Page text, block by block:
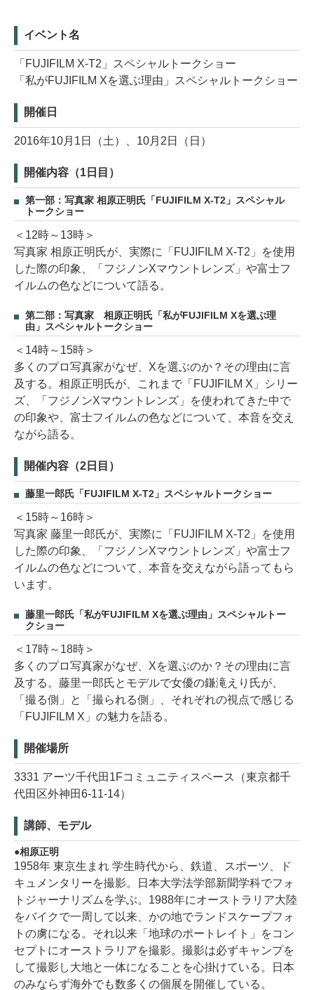
イベント名
「FUJIFILM X-T2」スペシャルトークショー
「私がFUJIFILM Xを選ぶ理由」スペシャルトークショー
開催日
2016年10月1日（土）、10月2日（日）
開催内容（1日目）
第一部：写真家 相原正明氏「FUJIFILM X-T2」スペシャル
トークショー
＜12時～13時＞
写真家 相原正明氏が、実際に「FUJIFILM X-T2」を使用
した際の印象、「フジノンXマウントレンズ」や富士フ
イルムの色などについて語る。
第二部：写真家 相原正明氏「私がFUJIFILM Xを選ぶ理
由」スペシャルトークショー
＜14時～15時＞
多くのプロ写真家がなぜ、Xを選ぶのか？その理由に言
及する。相原正明氏が、これまで「FUJIFILM X」シリー
ズ、「フジノンXマウントレンズ」を使われてきた中で
の印象や、富士フイルムの色などについて、本音を交え
ながら語る。
開催内容（2日目）
藤里一郎氏「FUJIFILM X-T2」スペシャルトークショー
＜15時～16時＞
写真家 藤里一郎氏が、実際に「FUJIFILM X-T2」を使用
した際の印象、「フジノンXマウントレンズ」や富士フ
イルムの色などについて、本音を交えながら語ってもら
います。
藤里一郎氏「私がFUJIFILM Xを選ぶ理由」スペシャルトー
クショー
＜17時～18時＞
多くのプロ写真家がなぜ、Xを選ぶのか？その理由に言
及する。藤里一郎氏とモデルで女優の鎌滝えり氏が、
「撮る側」と「撮られる側」、それぞれの視点で感じる
「FUJIFILM X」の魅力を語る。
開催場所
3331 アーツ千代田1Fコミュニティスペース（東京都千
代田区外神田6-11-14）
講師、モデル
相原正明
1958年 東京生まれ 学生時代から、鉄道、スポーツ、ド
キュメンタリーを撮影。日本大学法学部新聞学科でフォ
トジャーナリズムを学ぶ。1988年にオーストラリア大陸
をバイクで一周して以来、かの地でランドスケープフォ
トの虜になる。それ以来「地球のポートレイト」をコン
セプトにオーストラリアを撮影。撮影は必ずキャンプを
して撮影し大地と一体になることを心掛けている。日本
のみならず海外でも数多くの個展を開催している。